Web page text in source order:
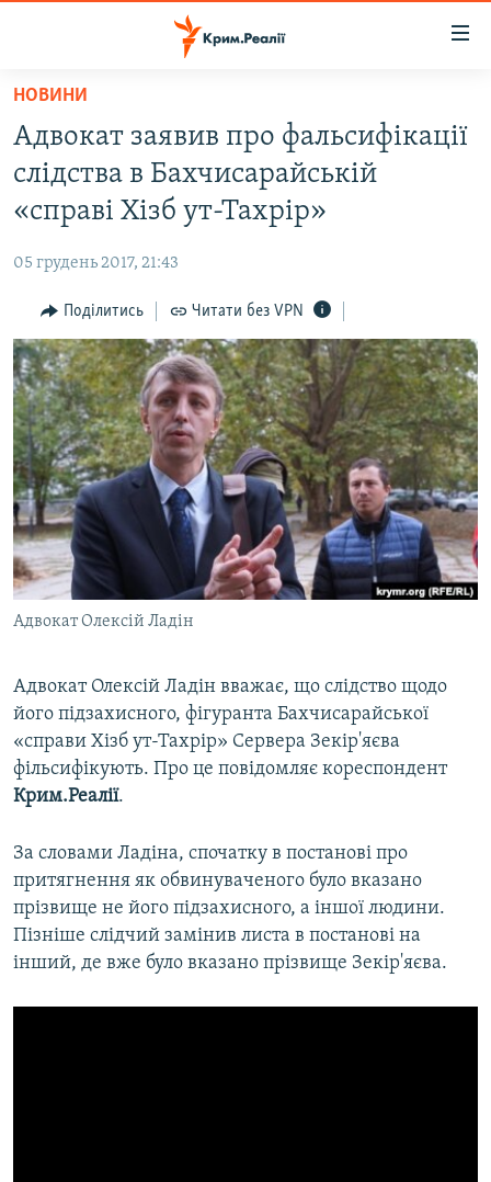
Перейти
основного
матеріалу
до
основної
навігації
Перейти
до
пошуку
ВОДА.КРИМ
ВІДЕО ТА ФОТО
БЛОГИ
ПОГЛЯД
ІНТЕРВ'Ю
ВСЕ ЗА ДЕНЬ
СПЕЦПРОЕКТИ
ДЕПОРТАЦІЯ
ВІДЕОУРОКИ «ELIFBE»
СВІДЧЕННЯ ОКУПАЦІЇ
УКРАЇНСЬКА ПРОБЛЕМА КРИМУ
ІНФОГРАФІКА
ЯК ОБІЙТИ БЛОКУВАННЯ
Русский
Qırımtatar
ДОЛУЧАЙСЯ!
Усі сайти RFE/RL
НОВИНИ
Адвокат заявив про фальсифікації
слідства в Бахчисарайській
«справі Хізб ут-Тахрір»
05 грудень 2017, 21:43
Поділитись Читати без VPN
Адвокат Олексій Ладін
Адвокат Олексій Ладін вважає, що слідство щодо
його підзахисного, фігуранта Бахчисарайської
«справи Хізб ут-Тахрір» Сервера Зекір'яєва
фільсифікують. Про це повідомляє кореспондент
Крим.Реалії.
За словами Ладіна, спочатку в постанові про
притягнення як обвинуваченого було вказано
прізвище не його підзахисного, а іншої людини.
Пізніше слідчий замінив листа в постанові на
інший, де вже було вказано прізвище Зекір'яєва.